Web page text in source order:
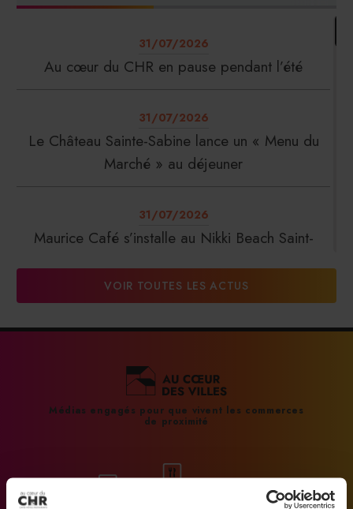
31/07/2026
Au cœur du CHR en pause pendant l’été
31/07/2026
Le Château Sainte-Sabine lance un « Menu du
Marché » au déjeuner
31/07/2026
Maurice Café s’installe au Nikki Beach Saint-
DalterFood Group franchit les 200 millions
31/07/2026
La Liste : La Réserve Paris de nouveau meilleur
VOIR TOUTES LES ACTUS
Médias engagés pour que vivent les commerces
de proximité